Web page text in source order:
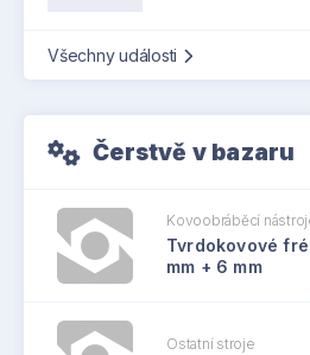
Všechny události
Čerstvě v bazaru
Kovoobráběcí
Tvrdokovové
mm + 6 mm
Ostatní stroje